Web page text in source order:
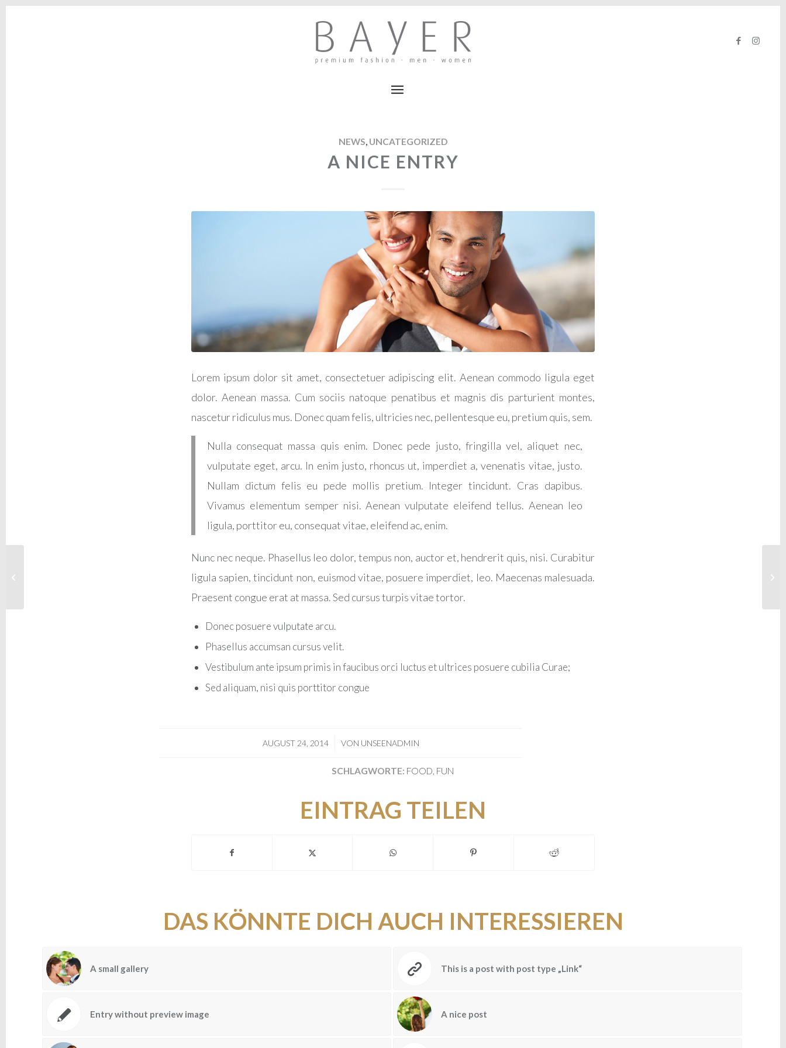
NEWS, UNCATEGORIZED
A NICE ENTRY
Lorem ipsum dolor sit amet, consectetuer adipiscing elit. Aenean commodo ligula eget
dolor. Aenean massa. Cum sociis natoque penatibus et magnis dis parturient montes,
nascetur ridiculus mus. Donec quam felis, ultricies nec, pellentesque eu, pretium quis, sem.
Nulla consequat massa quis enim. Donec pede justo, fringilla vel, aliquet nec,
vulputate eget, arcu. In enim justo, rhoncus ut, imperdiet a, venenatis vitae, justo.
Nullam dictum felis eu pede mollis pretium. Integer tincidunt. Cras dapibus.
Vivamus elementum semper nisi. Aenean vulputate eleifend tellus. Aenean leo
ligula, porttitor eu, consequat vitae, eleifend ac, enim.
Nunc nec neque. Phasellus leo dolor, tempus non, auctor et, hendrerit quis, nisi. Curabitur
ligula sapien, tincidunt non, euismod vitae, posuere imperdiet, leo. Maecenas malesuada.
Praesent congue erat at massa. Sed cursus turpis vitae tortor.
Donec posuere vulputate arcu.
Phasellus accumsan cursus velit.
Vestibulum ante ipsum primis in faucibus orci luctus et ultrices posuere cubilia Curae;
Sed aliquam, nisi quis porttitor congue
AUGUST 24, 2014
/ VON UNSEENADMIN
SCHLAGWORTE: FOOD, FUN
EINTRAG TEILEN
DAS KÖNNTE DICH AUCH INTERESSIEREN
A small gallery This is a post with post type „Link“
Entry without preview image A nice post